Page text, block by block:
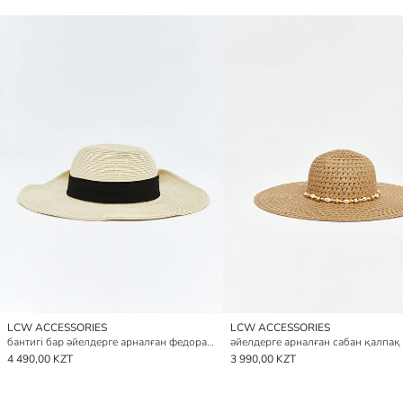
LCW ACCESSORIES
бантигі бар әйелдерге арналған федора қалпағы
4 490,00 KZT
LCW ACCESSORIES
әйелдерге арналған сабан қалпақ
3 990,00 KZT